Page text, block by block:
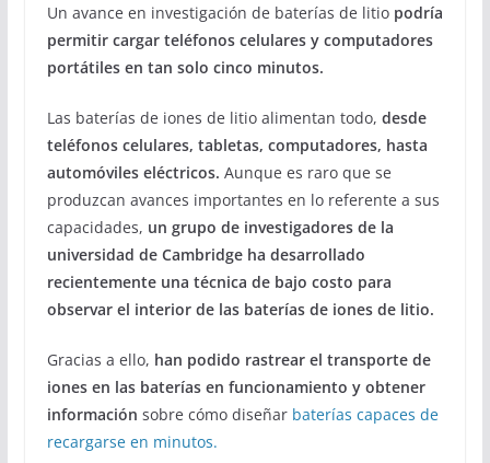
Un avance en investigación de baterías de litio podría
permitir cargar teléfonos celulares y computadores
portátiles en tan solo cinco minutos.
Las baterías de iones de litio alimentan todo, desde
teléfonos celulares, tabletas, computadores, hasta
automóviles eléctricos. Aunque es raro que se
produzcan avances importantes en lo referente a sus
capacidades, un grupo de investigadores de la
universidad de Cambridge ha desarrollado
recientemente una técnica de bajo costo para
observar el interior de las baterías de iones de litio.
Gracias a ello, han podido rastrear el transporte de
iones en las baterías en funcionamiento y obtener
información sobre cómo diseñarbaterías capaces de
recargarse en minutos.